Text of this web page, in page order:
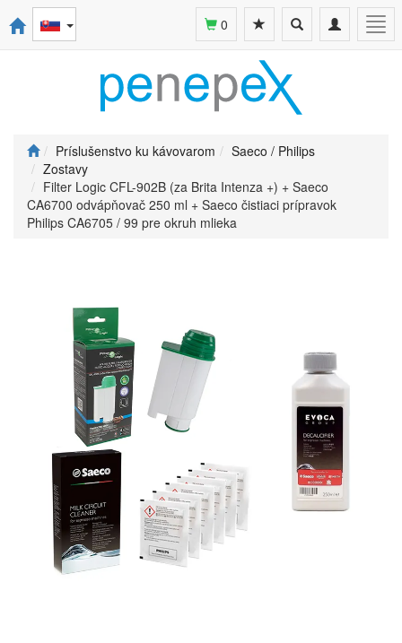
Toggle
navigation
Toggle
search
0
Príslušenstvo ku kávovarom
Saeco / Philips
Zostavy
Filter Logic CFL-902B (za Brita Intenza +) + Saeco
CA6700 odvápňovač 250 ml + Saeco čistiaci prípravok
Philips CA6705 / 99 pre okruh mlieka